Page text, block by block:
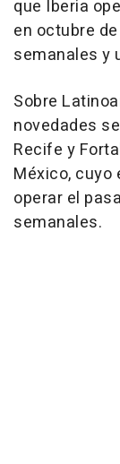
que Iberia
en octubre
semanales y
Sobre
novedades
Recife y
México,
operar el
semanales.